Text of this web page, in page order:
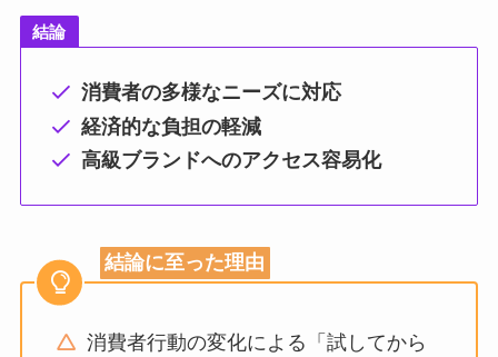
結論
消費者の多様なニーズに対応
経済的な負担の軽減
高級ブランドへのアクセス容易化
結論に至った理由
消費者行動の変化による「試してから